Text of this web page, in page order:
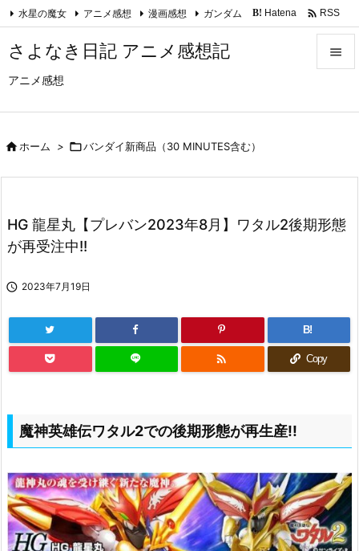
さよなき日記 アニメ感想記
アニメ感想

次へ
水星の魔女 アニメ感想 漫画感想 ガンダム B! Hatena  RSS
ホーム > バンダイ新商品（30 MINUTES含む）
HG 龍星丸【プレバン2023年8月】ワタル2後期形態
が再受注中!!
 2023年7月19日
B!
 Copy
魔神英雄伝ワタル2での後期形態が再生産!!